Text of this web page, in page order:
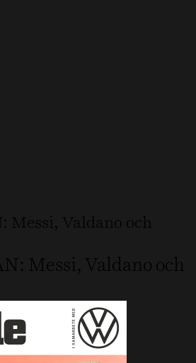
Messi, Valdano och
Messi, Valdano och